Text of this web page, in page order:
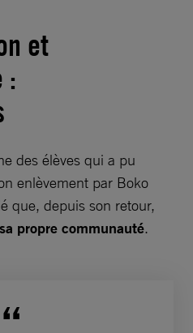
et
:
des élèves qui a pu
enlèvement par Boko
que, depuis son retour,
propre communauté.